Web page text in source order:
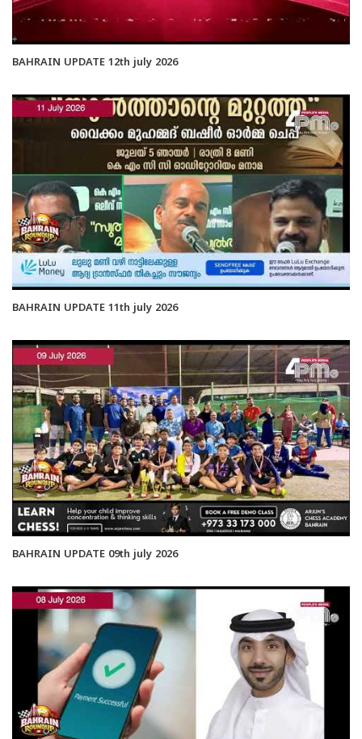
BAHRAIN UPDATE 12th july 2026
BAHRAIN UPDATE 11th july 2026
BAHRAIN UPDATE 09th july 2026